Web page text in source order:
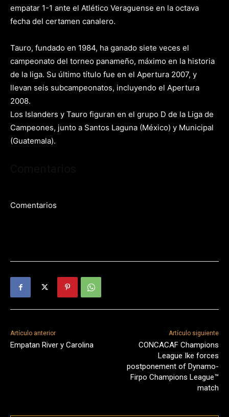
empatar 1-1 ante el Atlético Veraguense en la octava
fecha del certamen canalero.
Tauro, fundado en 1984, ha ganado siete veces el
campeonato del torneo panameño, máximo en la historia
de la liga. Su último título fue en el Apertura 2007, y
llevan seis subcampeonatos, incluyendo el Apertura
2008.
Los Islanders y Tauro figuran en el grupo D de la Liga de
Campeones, junto a Santos Laguna (México) y Municipal
(Guatemala).
Comentarios
Artículo anterior
Empatan River y Carolina
Artículo siguiente
CONCACAF Champions
League Ike forces
postponement of Dynamo-
Firpo Champions League™
match